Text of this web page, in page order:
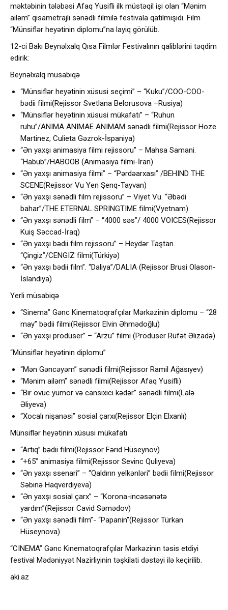
məktəbinin tələbəsi Afaq Yusifli ilk müstəqil işi olan “Mənim
ailəm” qısametrajlı sənədli filmilə festivala qatılmışıdı. Film
“Münsiflər heyətinin diplomu”na layiq görülüb.
12-ci Bakı Beynəlxalq Qısa Filmlər Festivalının qaliblərini təqdim
edirik:
Beynəlxalq müsabiqə
“Münsiflər heyətinin xüsusi seçimi” – “Kuku”/COO-COO-
bədii filmi(Rejissor Svetlana Belorusova –Rusiya)
“Münsiflər heyətinin xüsusi mükafatı” – “Ruhun
ruhu”/ANIMA ANIMAE ANIMAM sənədli filmi(Rejissor Hoze
Martinez, Culieta Gəzrok-İspaniya)
“Ən yaxşı animasiya filmi rejissoru” – Mahsa Samani.
“Habub”/HABOOB (Animasiya filmi-İran)
“Ən yaxşı animasiya filmi” – “Pərdəarxası” /BEHIND THE
SCENE(Rejissor Vu Yen Şenq-Tayvan)
“Ən yaxşı sənədli film rejissoru” – Viyet Vu. “Əbədi
bahar”/THE ETERNAL SPRINGTIME filmi(Vyetnam)
“Ən yaxşı sənədli film” – “4000 səs”/ 4000 VOICES(Rejissor
Kuiş Səccad-İraq)
“Ən yaxşı bədii film rejissoru” – Heydər Taştan.
“Çingiz”/CENGIZ filmi(Türkiyə)
“Ən yaxşı bədii film”. “Daliya”/DALIA (Rejissor Brusi Olason-
İslandiya)
Yerli müsabiqə
“Sinema” Gənc Kinematoqrafçılar Mərkəzinin diplomu – “28
may” bədii filmi(Rejissor Elvin Əhmədoğlu)
“Ən yaxşı prodüser” – “Arzu” filmi (Prodüser Rüfət Əlizadə)
“Münsiflər heyətinin diplomu”
“Mən Gəncəyəm” sənədli filmi(Rejissor Ramil Ağasıyev)
“Mənim ailəm” sənədli filmi(Rejissor Afaq Yusifli)
“Bir ovuc yumor və cansıxıcı kədər” sənədli filmi(Lalə
Əliyeva)
“Xocalı nişanəsi” sosial çarxı(Rejissor Elçin Elxanlı)
Münsiflər heyətinin xüsusi mükafatı
“Artıq” bədii filmi(Rejissor Fərid Hüseynov)
“+65” animasiya filmi(Rejissor Sevinc Quliyeva)
“Ən yaxşı ssenari” – “Qaldırın yelkənləri” bədii filmi(Rejissor
Səbinə Haqverdiyeva)
“Ən yaxşı sosial çarx” – “Korona-incəsənətə
yardım”(Rejissor Cavid Səmədov)
“Ən yaxşı sənədli film”- “Papanin”(Rejissor Türkan
Hüseynova)
“CINEMA” Gənc Kinematoqrafçılar Mərkəzinin təsis etdiyi
festival Mədəniyyət Nazirliyinin təşkilati dəstəyi ilə keçirilib.
aki.az